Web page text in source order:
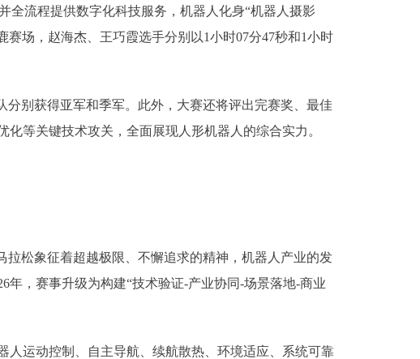
流程提供数字化科技服务，机器人化身“机器人摄影
赛场，赵海杰、王巧霞选手分别以1小时07分47秒和1小时
别获得亚军和季军。此外，大赛还将评出完赛奖、最佳
等关键技术攻关，全面展现人形机器人的综合实力。
松象征着超越极限、不懈追求的精神，机器人产业的发
年，赛事升级为构建“技术验证-产业协同-场景落地-商业
运动控制、自主导航、续航散热、环境适应、系统可靠